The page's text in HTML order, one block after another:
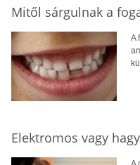
Mitől sárgulnak a
A
Elektromos vagy